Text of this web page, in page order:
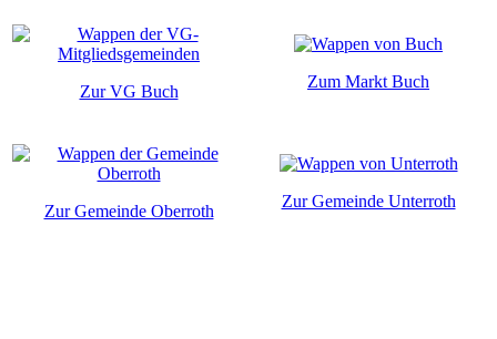
Zur VG Buch
Zum Markt Buch
Zur Gemeinde Oberroth
Zur Gemeinde Unterroth